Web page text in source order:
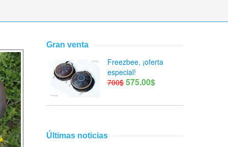
Gran venta
Freezbee, ¡oferta
especial!
700$ 575.00$
Últimas noticias